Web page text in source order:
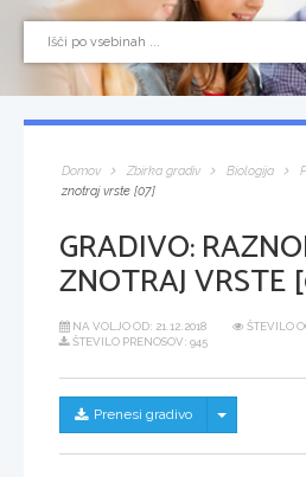
Domov Zbirka gradiv Biologija
znotraj vrste [07]
GRADIVO:
ZNOTRAJ VRSTE
NA VOLJO OD: 21.12.2018
ŠTEVILO
ŠTEVILO PRENOSOV: 945
Prenesi gradivo Skrij/prikaži